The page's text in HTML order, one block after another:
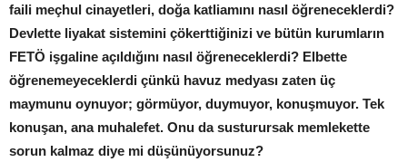
faili meçhul cinayetleri, doğa katliamını nasıl öğreneceklerdi?
Devlette liyakat sistemini çökerttiğinizi ve bütün kurumların
FETÖ işgaline açıldığını nasıl öğreneceklerdi? Elbette
öğrenemeyeceklerdi çünkü havuz medyası zaten üç
maymunu oynuyor; görmüyor, duymuyor, konuşmuyor. Tek
konuşan, ana muhalefet. Onu da susturursak memlekette
sorun kalmaz diye mi düşünüyorsunuz?